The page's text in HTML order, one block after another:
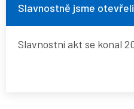
Slavnostně jsme
Slavnostní akt se konal